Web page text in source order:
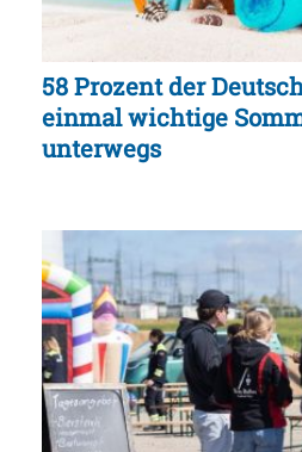
58 Prozent der
einmal wichtige
unterwegs